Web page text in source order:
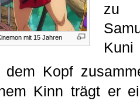
mit 15 Jahren
zu
Kuni
dem Kopf
Kinn trägt er